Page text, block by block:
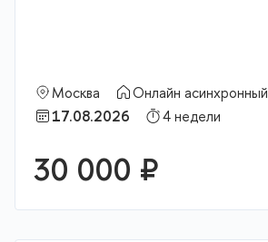
Москва
Онлайн асинхронный
17.08.2026
4 недели
30 000 ₽